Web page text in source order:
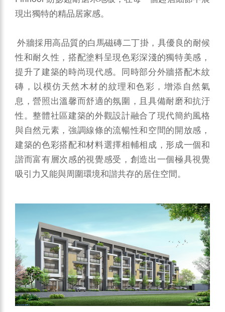
現出獨特的精品居家感。
外牆採用高品質的白馬磁磚二丁掛，具優良的耐候
性和耐久性，搭配塗料呈現色彩深淺的獨特美感，
提升了建築的時尚現代感。同時部分外牆搭配木紋
磚，以模仿天然木材的紋理和色彩，增添自然氣
息，營照出溫馨而舒適的氛圍，且具備耐磨和抗汙
性。整體社區建築的外觀設計融合了現代簡約風格
與自然元素，強調線條的流暢性和空間的開放感，
建築的色彩搭配和材料選擇相輔相成，形成一個和
諧而富有層次感的視覺感受，創造出一個極具視覺
吸引力又能與周圍環境和諧共存的居住空間。